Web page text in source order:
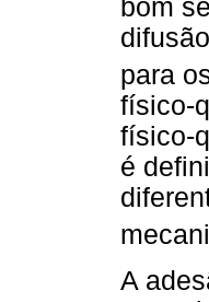
bom
para
físico-
físico-
é
A